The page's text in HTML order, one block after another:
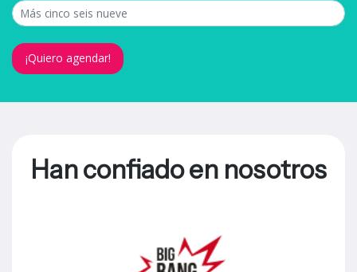
¡Quiero agendar!
Han confiado en nosotros